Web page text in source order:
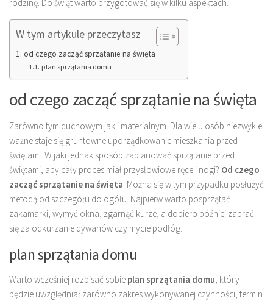
rodzinę. Do świąt warto przygotować się w kilku aspektach.
W tym artykule przeczytasz
od czego zacząć sprzątanie na święta
plan sprzątania domu
od czego zacząć sprzątanie na święta
Zarówno tym duchowym jak i materialnym. Dla wielu osób niezwykle
ważne staje się gruntowne uporządkowanie mieszkania przed
świętami. W jaki jednak sposób zaplanować sprzątanie przed
świętami, aby cały proces miał przysłowiowe ręce i nogi? Od czego
zacząć sprzątanie na święta. Można się w tym przypadku posłużyć
metodą od szczegółu do ogółu. Najpierw warto posprzątać
zakamarki, wymyć okna, zgarnąć kurze, a dopiero później zabrać
się za odkurzanie dywanów czy mycie podłóg.
plan sprzątania domu
Warto wcześniej rozpisać sobie plan sprzątania domu, który
będzie uwzględniał zarówno zakres wykonywanej czynności, termin